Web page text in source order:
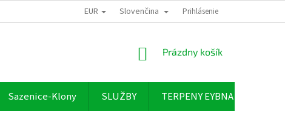
EUR Slovenčina Prihlásenie
NÁKUPNÝ
Prázdny košík
Sazenice-Klony SLUŽBY TERPENY EYBNA